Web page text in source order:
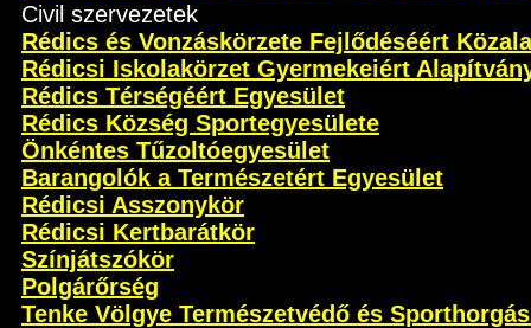
Civil szervezetek
Rédics és Vonzáskörzete Fejlődéséért
Rédicsi Iskolakörzet Gyermekeiért
Rédics Térségéért Egyesület
Rédics Község Sportegyesülete
Önkéntes Tűzoltóegyesület
Barangolók a Természetért Egyesület
Rédicsi Asszonykör
Rédicsi Kertbarátkör
Színjátszókör
Polgárőrség
Tenke Völgye Természetvédő és